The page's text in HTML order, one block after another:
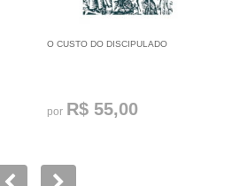
O CUSTO DO DISCIPULADO
por R$ 55,00